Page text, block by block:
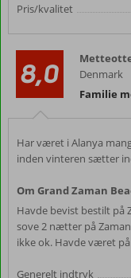
Pris/kvalitet
8,0
Denmark
Familie
Har været i Alanya
inden vinteren sætter
Om Grand Zaman
Havde bevist bestilt på
sove 2 nætter på
ikke ok. Havde været
Generelt indtryk